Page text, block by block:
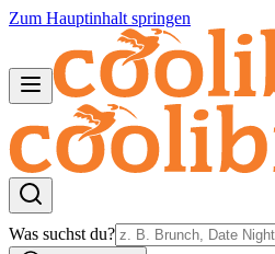
Zum Hauptinhalt springen
Was suchst du?